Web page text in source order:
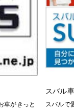
車がきっと
スバル
スバルで